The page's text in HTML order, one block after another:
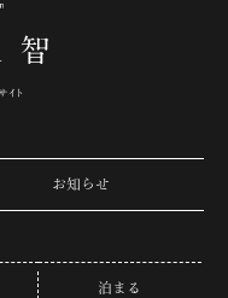
お知らせ
泊まる